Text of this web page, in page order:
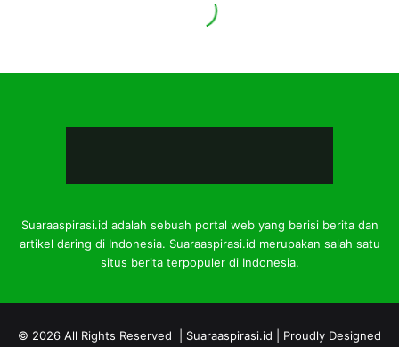
Suaraaspirasi.id adalah sebuah portal web yang berisi berita dan
artikel daring di Indonesia. Suaraaspirasi.id merupakan salah satu
situs berita terpopuler di Indonesia.
© 2026 All Rights Reserved | Suaraaspirasi.id | Proudly Designed